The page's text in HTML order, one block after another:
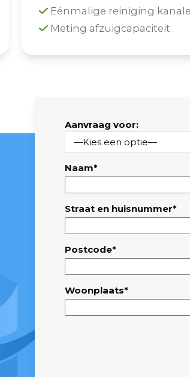
Eénmalige reiniging
Meting afzuigcapaciteit
Aanvraag voor:
Naam*
Straat en huisnummer*
Postcode*
Woonplaats*